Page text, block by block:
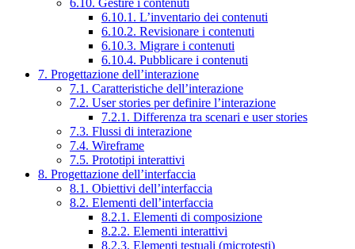
6.10. Gestire i contenuti
6.10.1. L’inventario dei contenuti
6.10.2. Revisionare i contenuti
6.10.3. Migrare i contenuti
6.10.4. Pubblicare i contenuti
7. Progettazione dell’interazione
7.1. Caratteristiche dell’interazione
7.2. User stories per definire l’interazione
7.2.1. Differenza tra scenari e user stories
7.3. Flussi di interazione
7.4. Wireframe
7.5. Prototipi interattivi
8. Progettazione dell’interfaccia
8.1. Obiettivi dell’interfaccia
8.2. Elementi dell’interfaccia
8.2.1. Elementi di composizione
8.2.2. Elementi interattivi
8.2.3. Elementi testuali (microtesti)